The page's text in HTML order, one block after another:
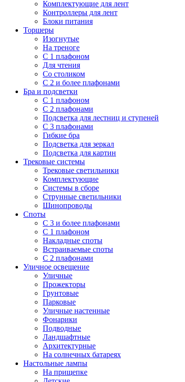
Комплектующие для лент
Контроллеры для лент
Блоки питания
Торшеры
Изогнутые
На треноге
С 1 плафоном
Для чтения
Со столиком
С 2 и более плафонами
Бра и подсветки
С 1 плафоном
С 2 плафонами
Подсветка для лестниц и ступеней
С 3 плафонами
Гибкие бра
Подсветка для зеркал
Подсветка для картин
Трековые системы
Трековые светильники
Комплектующие
Системы в сборе
Струнные светильники
Шинопроводы
Споты
С 3 и более плафонами
С 1 плафоном
Накладные споты
Встраиваемые споты
С 2 плафонами
Уличное освещение
Уличные
Прожекторы
Грунтовые
Парковые
Уличные настенные
Фонарики
Подводные
Ландшафтные
Архитектурные
На солнечных батареях
Настольные лампы
На прищепке